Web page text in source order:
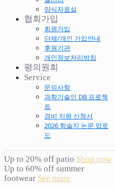
양식자료실
협회가입
회원가입
단체/개인 가입안내
후원기관
개인정보처리방침
평의원회
Service
문의사항
과학기술인 DB 프로젝
트
경비 지원 신청서
2026 학술지 논문 업로
드
Up to 20% off patio Shop now
Up to 60% off summer
footwear See more